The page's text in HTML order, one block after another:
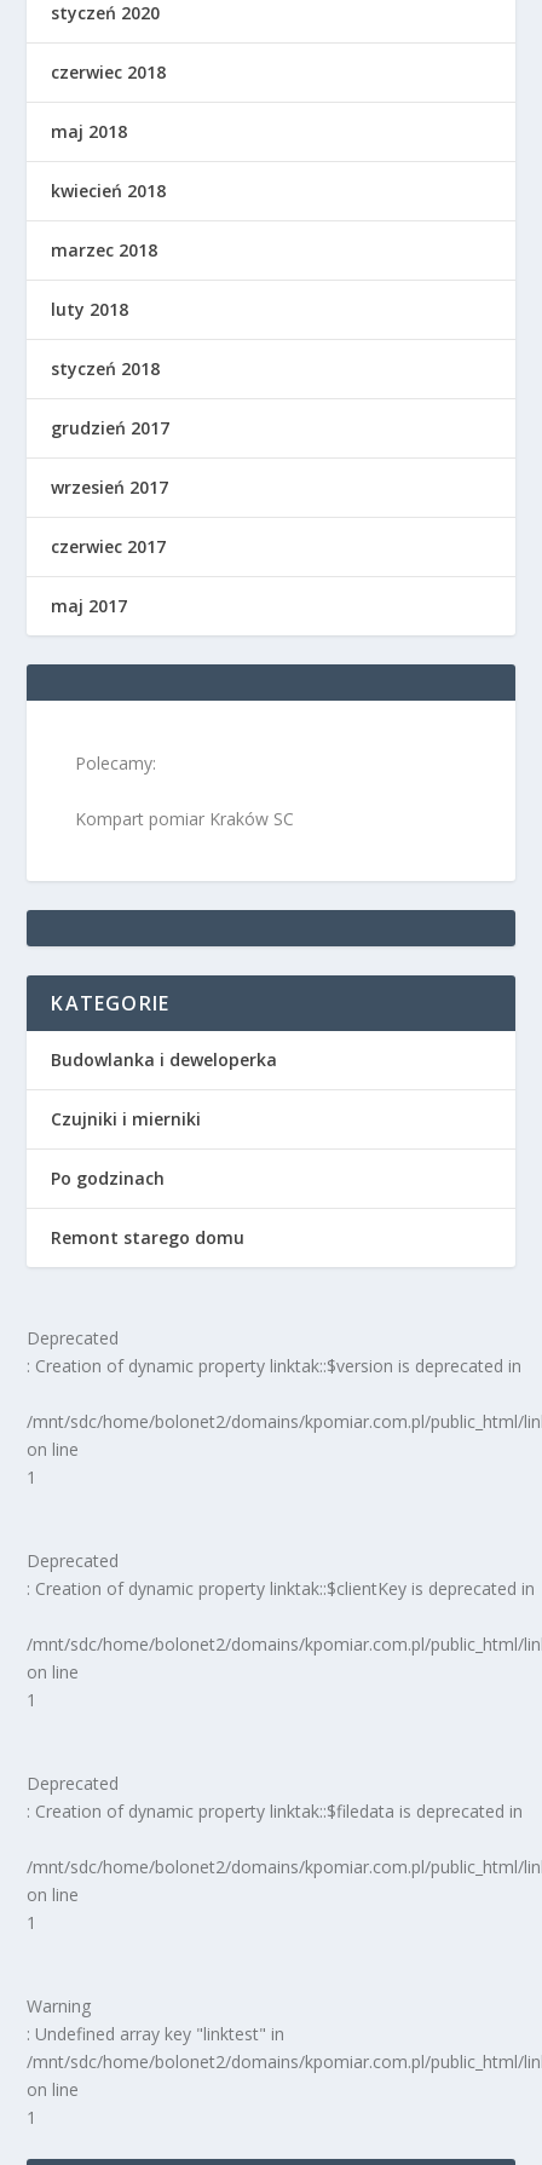
styczeń 2020
czerwiec 2018
maj 2018
kwiecień 2018
marzec 2018
luty 2018
styczeń 2018
grudzień 2017
wrzesień 2017
czerwiec 2017
maj 2017
Polecamy:
Kompart pomiar Kraków SC
KATEGORIE
Budowlanka i deweloperka
Czujniki i mierniki
Po godzinach
Remont starego domu
Deprecated
: Creation of dynamic property linktak::$version is deprecated in
/mnt/sdc/home/bolonet2/domains/kpomiar.com.pl/public_html/
on line
1
Deprecated
: Creation of dynamic property linktak::$clientKey is deprecated in
/mnt/sdc/home/bolonet2/domains/kpomiar.com.pl/public_html/
on line
1
Deprecated
: Creation of dynamic property linktak::$filedata is deprecated in
/mnt/sdc/home/bolonet2/domains/kpomiar.com.pl/public_html/
on line
1
Warning
: Undefined array key "linktest" in
/mnt/sdc/home/bolonet2/domains/kpomiar.com.pl/public_html/
on line
1